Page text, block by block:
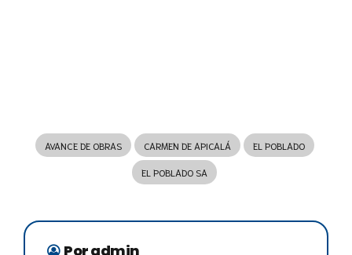
AVANCE DE OBRAS CARMEN DE APICALÁ EL POBLADO
EL POBLADO SA
Por admin